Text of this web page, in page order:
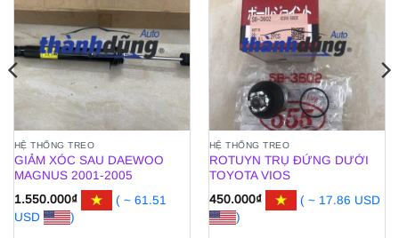
HỆ THỐNG TREO
GIẢM XÓC SAU DAEWOO
MAGNUS 2001-2005
1.550.000₫
( ~ 61.51
USD
)
HỆ THỐNG TREO
ROTUYN TRỤ ĐỨNG DƯỚI
TOYOTA VIOS
450.000₫
( ~ 17.86 USD
)